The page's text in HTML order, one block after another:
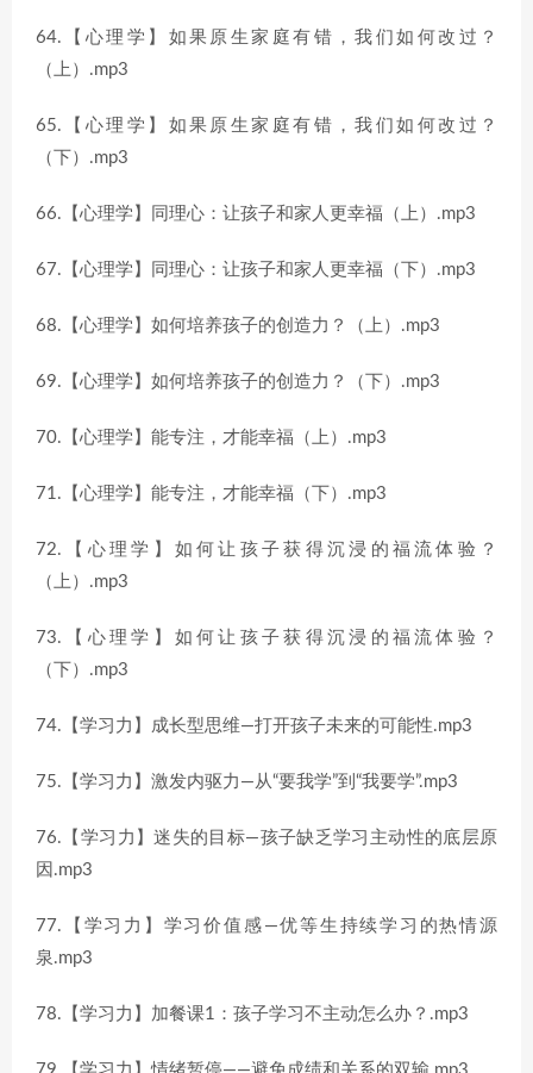
64.【心理学】如果原生家庭有错，我们如何改过？
（上）.mp3
65.【心理学】如果原生家庭有错，我们如何改过？
（下）.mp3
66.【心理学】同理心：让孩子和家人更幸福（上）.mp3
67.【心理学】同理心：让孩子和家人更幸福（下）.mp3
68.【心理学】如何培养孩子的创造力？（上）.mp3
69.【心理学】如何培养孩子的创造力？（下）.mp3
70.【心理学】能专注，才能幸福（上）.mp3
71.【心理学】能专注，才能幸福（下）.mp3
72.【心理学】如何让孩子获得沉浸的福流体验？
（上）.mp3
73.【心理学】如何让孩子获得沉浸的福流体验？
（下）.mp3
74.【学习力】成长型思维—打开孩子未来的可能性.mp3
75.【学习力】激发内驱力—从“要我学”到“我要学”.mp3
76.【学习力】迷失的目标—孩子缺乏学习主动性的底层原
因.mp3
77.【学习力】学习价值感—优等生持续学习的热情源
泉.mp3
78.【学习力】加餐课1：孩子学习不主动怎么办？.mp3